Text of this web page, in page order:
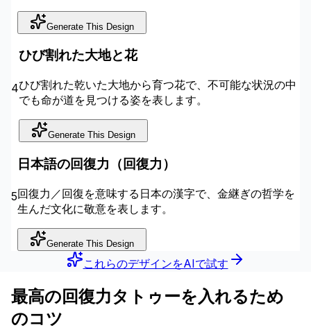
Generate This Design
4
ひび割れた大地と花
ひび割れた乾いた大地から育つ花で、不可能な状況の中
でも命が道を見つける姿を表します。
Generate This Design
5
日本語の回復力（回復力）
回復力／回復を意味する日本の漢字で、金継ぎの哲学を
生んだ文化に敬意を表します。
Generate This Design
これらのデザインをAIで試す
最高の回復力タトゥーを入れるため
のコツ